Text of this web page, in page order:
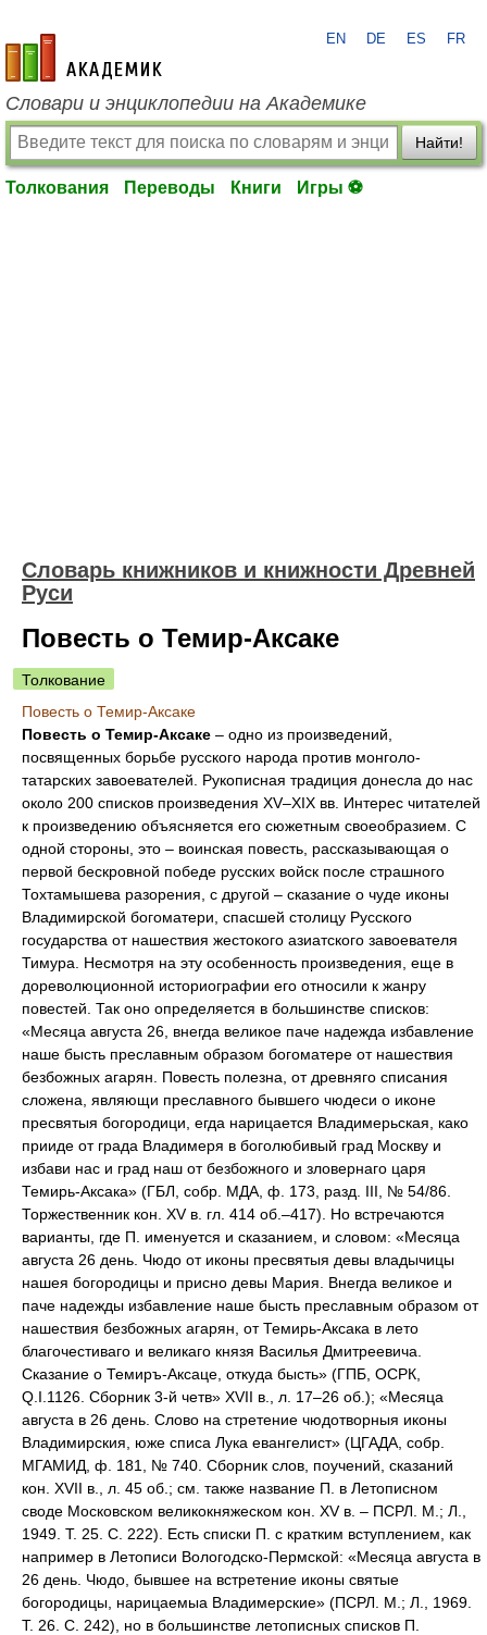
academic.ru
EN DE ES FR
Словари и энциклопедии на Академике
Найти!
Толкования Переводы Книги Игры ⚽
Словарь книжников и книжности Древней
Руси
Повесть о Темир-Аксаке
Толкование
Повесть о Темир-Аксаке
Повесть о Темир-Аксаке – одно из произведений,
посвященных борьбе русского народа против монголо-
татарских завоевателей. Рукописная традиция донесла до нас
около 200 списков произведения XV–XIX вв. Интерес читателей
к произведению объясняется его сюжетным своеобразием. С
одной стороны, это – воинская повесть, рассказывающая о
первой бескровной победе русских войск после страшного
Тохтамышева разорения, с другой – сказание о чуде иконы
Владимирской богоматери, спасшей столицу Русского
государства от нашествия жестокого азиатского завоевателя
Тимура. Несмотря на эту особенность произведения, еще в
дореволюционной историографии его относили к жанру
повестей. Так оно определяется в большинстве списков:
«Месяца августа 26, внегда великое паче надежда избавление
наше бысть преславным образом богоматере от нашествия
безбожных агарян. Повесть полезна, от древняго списания
сложена, являющи преславного бывшего чюдеси о иконе
пресвятыя богородици, егда нарицается Владимерьская, како
прииде от града Владимеря в боголюбивый град Москву и
избави нас и град наш от безбожного и зловернаго царя
Темирь-Аксака» (ГБЛ, собр. МДА, ф. 173, разд. III, № 54/86.
Торжественник кон. XV в. гл. 414 об.–417). Но встречаются
варианты, где П. именуется и сказанием, и словом: «Месяца
августа 26 день. Чюдо от иконы пресвятыя девы владычицы
нашея богородицы и присно девы Мария. Внегда великое и
паче надежды избавление наше бысть преславным образом от
нашествия безбожных агарян, от Темирь-Аксака в лето
благочестиваго и великаго князя Василья Дмитреевича.
Сказание о Темиръ-Аксаце, откуда бысть» (ГПБ, ОСРК,
Q.I.1126. Сборник 3-й четв» XVII в., л. 17–26 об.); «Месяца
августа в 26 день. Слово на стретение чюдотворныя иконы
Владимирския, юже списа Лука евангелист» (ЦГАДА, собр.
МГАМИД, ф. 181, № 740. Сборник слов, поучений, сказаний
кон. XVII в., л. 45 об.; см. также название П. в Летописном
своде Московском великокняжеском кон. XV в. – ПСРЛ. М.; Л.,
1949. Т. 25. С. 222). Есть списки П. с кратким вступлением, как
например в Летописи Вологодско-Пермской: «Месяца августа в
26 день. Чюдо, бывшее на встретение иконы святые
богородицы, нарицаемыа Владимерские» (ПСРЛ. М.; Л., 1969.
Т. 26. С. 242), но в большинстве летописных списков П.